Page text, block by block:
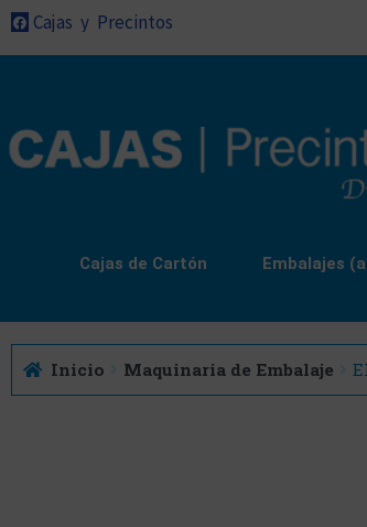
Cajas y Precintos
Cajas de Cartón Embalajes
Inicio Maquinaria de Embalaje